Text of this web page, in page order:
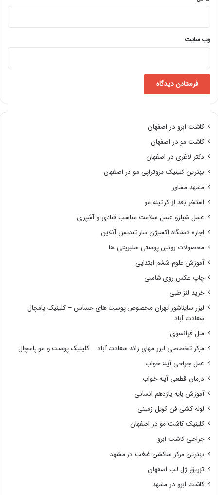
وب‌ سایت
کاشت ابرو در اصفهان
کاشت مو در اصفهان
دکتر لاغری در اصفهان
بهترین کلینیک مزوتراپی مو در اصفهان
مشهد مشاور
استخر بعد از کراتینه مو
عسل شیلزو عسل سلامت مناسب قنادی و آشپزی
اجاره دستگاه اکسیژن ساز تندیس آنلاین
محصولات روتین پوستی سلبریتی ها
آموزش علوم ششم ابتدایی
چاپ عکس روی شاسی
خرید لنز طبی
لیزر سایناشور تهران مخصوص پوست های حساس – کلینیک پامچال
سعادت آباد
مبل فرانسوی
مرکز تخصصی لیزر مهای زائد سعادت آباد – کلینیک پوست و مو پامچال
عمل جراحی آپنه خواب
درمان قطعی آپنه خواب
آموزش پایه یازدهم انسانی
لوله کشی فن کویل زمینی
کلینیک کاشت مو در اصفهان
جراحی کاشت ابرو
بهترین مرکز ساکشن غبغب در مشهد
تزریق ژل لب اصفهان
کاشت ابرو در مشهد